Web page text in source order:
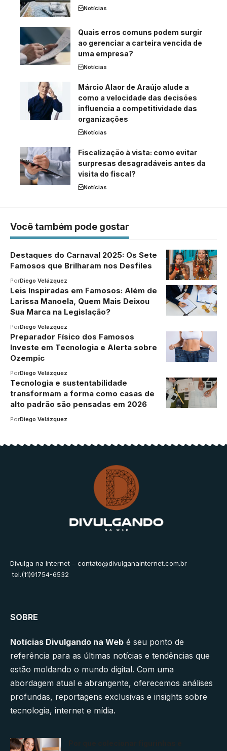
Notícias
Quais erros comuns podem surgir
ao gerenciar a carteira vencida de
uma empresa?
Notícias
Márcio Alaor de Araújo alude a
como a velocidade das decisões
influencia a competitividade das
organizações
Notícias
Fiscalização à vista: como evitar
surpresas desagradáveis antes da
visita do fiscal?
Notícias
Você também pode gostar
Destaques do Carnaval 2025: Os Sete
Famosos que Brilharam nos Desfiles
PorDiego Velázquez
Leis Inspiradas em Famosos: Além de
Larissa Manoela, Quem Mais Deixou
Sua Marca na Legislação?
PorDiego Velázquez
Preparador Físico dos Famosos
Investe em Tecnologia e Alerta sobre
Ozempic
PorDiego Velázquez
Tecnologia e sustentabilidade
transformam a forma como casas de
alto padrão são pensadas em 2026
PorDiego Velázquez
Divulga na Internet – contato@divulganainternet.com.br
tel.(11)91754-6532
SOBRE
Notícias Divulgando na Web é seu ponto de
referência para as últimas notícias e tendências que
estão moldando o mundo digital. Com uma
abordagem atual e abrangente, oferecemos análises
profundas, reportagens exclusivas e insights sobre
tecnologia, internet e mídia.